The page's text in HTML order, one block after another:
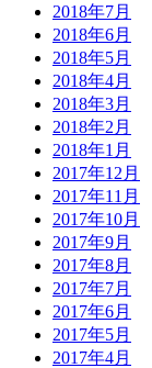
2018年7月
2018年6月
2018年5月
2018年4月
2018年3月
2018年2月
2018年1月
2017年12月
2017年11月
2017年10月
2017年9月
2017年8月
2017年7月
2017年6月
2017年5月
2017年4月